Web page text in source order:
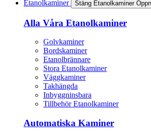
Etanolkaminer
Stäng Etanolkaminer
Alla Våra Etanolkaminer
Golvkaminer
Bordskaminer
Etanolbrännare
Stora Etanolkaminer
Väggkaminer
Takhängda
Inbyggninsbara
Tillbehör Etanolkaminer
Automatiska Kaminer